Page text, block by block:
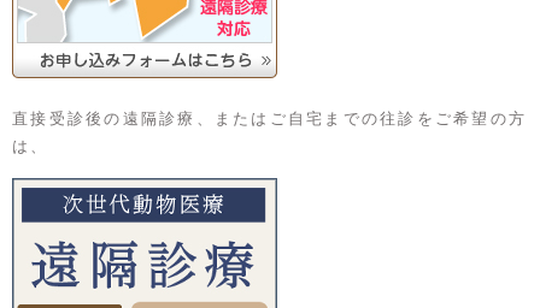
直接受診後の遠隔診療、またはご自宅までの往診をご希望の方
は、